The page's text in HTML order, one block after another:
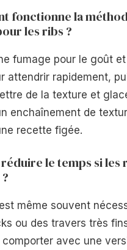
fonctionne la
les ribs ?
fumage pour le goût
attendrir rapidement,
de la texture et
enchaînement de
recette figée.
le temps si les
même souvent
ou des travers très
comporter avec une